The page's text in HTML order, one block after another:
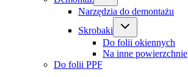
Narzędzia do demontażu
Skrobaki
Do folii okiennych
Na inne powierzchnie
Do folii PPF